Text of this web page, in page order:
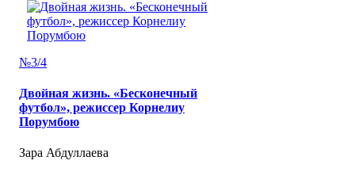
№3/4
Двойная жизнь. «Бесконечный
футбол», режиссер Корнелиу
Порумбою
Зара Абдуллаева